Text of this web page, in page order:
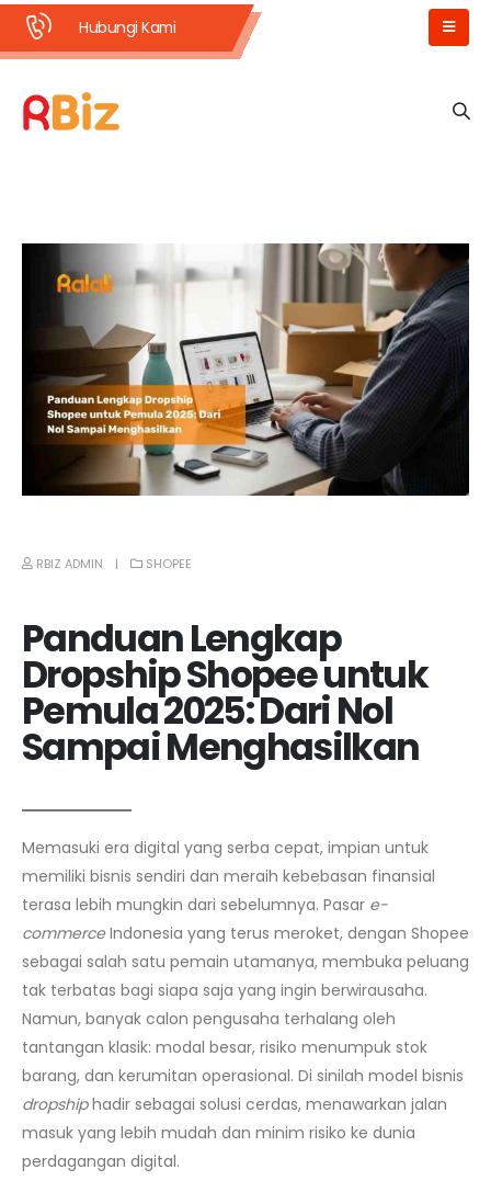
Hubungi Kami
RBIZ ADMIN SHOPEE
Panduan Lengkap
Dropship Shopee untuk
Pemula 2025: Dari Nol
Sampai Menghasilkan
Memasuki era digital yang serba cepat, impian untuk
memiliki bisnis sendiri dan meraih kebebasan finansial
terasa lebih mungkin dari sebelumnya. Pasar e-
commerceIndonesia yang terus meroket, dengan Shopee
sebagai salah satu pemain utamanya, membuka peluang
tak terbatas bagi siapa saja yang ingin berwirausaha.
Namun, banyak calon pengusaha terhalang oleh
tantangan klasik: modal besar, risiko menumpuk stok
barang, dan kerumitan operasional. Di sinilah model bisnis
dropshiphadir sebagai solusi cerdas, menawarkan jalan
masuk yang lebih mudah dan minim risiko ke dunia
perdagangan digital.